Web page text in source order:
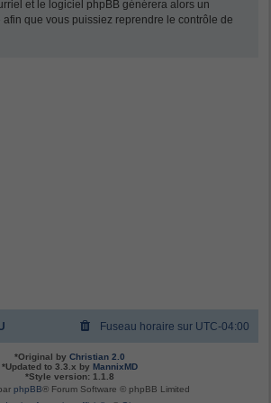
et le logiciel phpBB générera alors un
que vous puissiez reprendre le contrôle de
Fuseau horaire sur UTC-04:00
*Original by Christian 2.0
*Updated to 3.3.x by MannixMD
*Style version: 1.1.8
phpBB® Forum Software © phpBB Limited